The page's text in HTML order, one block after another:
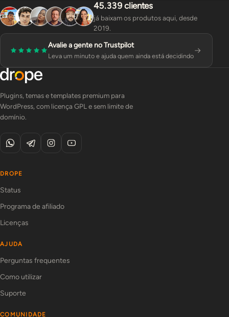
45.339 clientes
já baixam os produtos aqui, desde
2019.
Avalie a gente no Trustpilot
Leva um minuto e ajuda quem ainda está decidindo
Plugins, temas e templates premium para
WordPress, com licença GPL e sem limite de
domínio.
DROPE
Status
Programa de afiliado
Licenças
AJUDA
Perguntas frequentes
Como utilizar
Suporte
COMUNIDADE